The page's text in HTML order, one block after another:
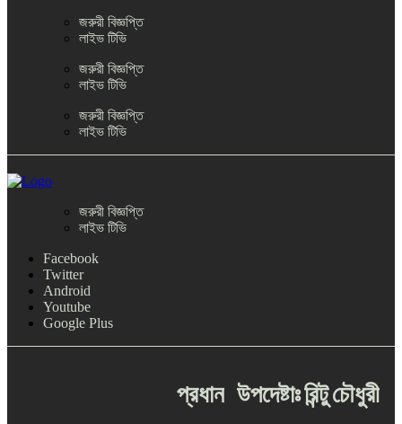
জরুরী বিজ্ঞপ্তি
লাইভ টিভি
জরুরী বিজ্ঞপ্তি
লাইভ টিভি
জরুরী বিজ্ঞপ্তি
লাইভ টিভি
জরুরী বিজ্ঞপ্তি
লাইভ টিভি
Facebook
Twitter
Android
Youtube
Google Plus
প্রধান উপদেষ্টাঃরিন্টুচৌধুরী